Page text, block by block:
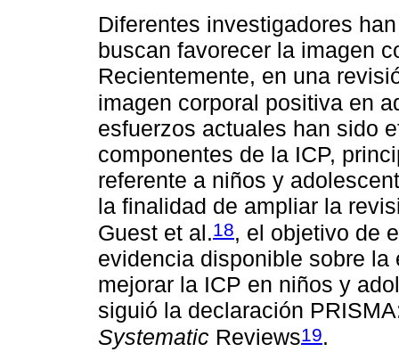
Diferentes investigadores
buscan favorecer la imagen
Recientemente, en una
imagen corporal positiva en
esfuerzos actuales han sido
componentes de la ICP,
referente a niños y
la finalidad de ampliar la
Guest et al.18, el objetivo de
evidencia disponible sobre
mejorar la ICP en niños y
siguió la declaración
Systematic Reviews19.